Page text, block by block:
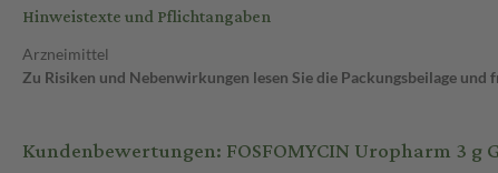
Hinweistexte und Pflichtangaben
Arzneimittel
Zu Risiken und Nebenwirkungen lesen Sie die Packungsbeilage
Kundenbewertungen: FOSFOMYCIN Uropharm 3